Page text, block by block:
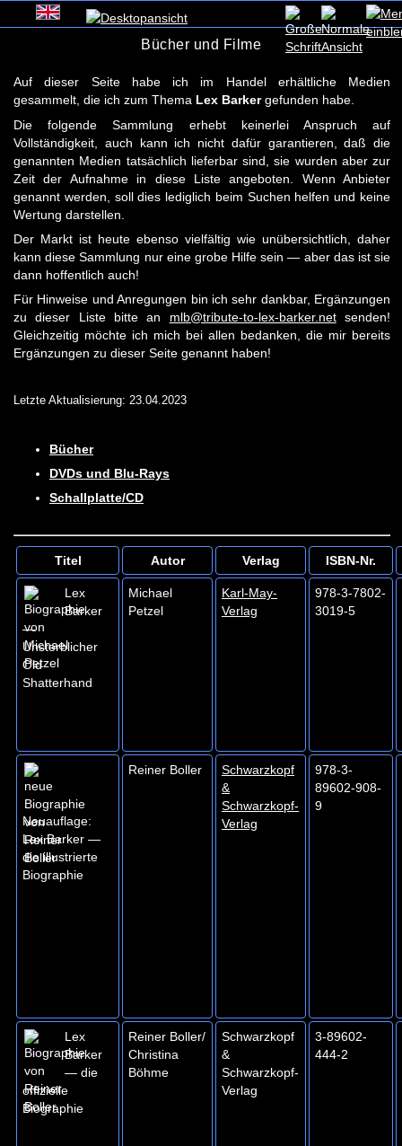
Bücher und Filme
Auf dieser Seite habe ich im Handel erhältliche Medien
gesammelt, die ich zum Thema Lex Barkergefunden habe.
Die folgende Sammlung erhebt keinerlei Anspruch auf
Vollständigkeit, auch kann ich nicht dafür garantieren, daß die
genannten Medien tatsächlich lieferbar sind, sie wurden aber zur
Zeit der Aufnahme in diese Liste angeboten. Wenn Anbieter
genannt werden, soll dies lediglich beim Suchen helfen und keine
Wertung darstellen.
Der Markt ist heute ebenso vielfältig wie unübersichtlich, daher
kann diese Sammlung nur eine grobe Hilfe sein — aber das ist sie
dann hoffentlich auch!
Für Hinweise und Anregungen bin ich sehr dankbar, Ergänzungen
zu dieser Liste bitte an mlb@tribute-to-lex-barker.net senden!
Gleichzeitig möchte ich mich bei allen bedanken, die mir bereits
Ergänzungen zu dieser Seite genannt haben!
Letzte Aktualisierung: 23.04.2023
Bücher
DVDs und Blu-Rays
Schallplatte/CD
Titel Autor Verlag ISBN-Nr.
Lex
Barker
—
Unsterblicher
Old
Shatterhand
Michael
Petzel
Karl-May-
Verlag
978-3-7802-
3019-5
Neuauflage:
Lex Barker —
die illustrierte
Biographie
Reiner Boller
Schwarzkopf
&
Schwarzkopf-
Verlag
978-3-
89602-908-
9
Lex
Barker
— die
offizielle
Biographie
Reiner Boller/
Christina
Böhme
Schwarzkopf
&
Schwarzkopf-
Verlag
3-89602-
444-2